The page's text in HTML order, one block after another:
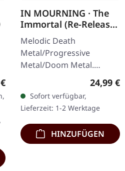
Preis:
IN MOURNING · The
Immortal (Re-Release)
| BLACK LP
Melodic Death
Metal/Progressive
Metal/Doom Metal.
27.03.2026, auf Supreme
Chaos Records.
Schwarzes Vinyl mit
Insert. Zweite Auflage…
24,99 €
Sofort verfügbar,
Lieferzeit: 1-2 Werktage
HINZUFÜGEN